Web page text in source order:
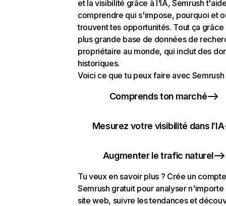
et la visibilité grâce à l'IA, Semrush
comprendre qui s'impose, pourquoi et
trouvent tes opportunités. Tout ça grâce
plus grande base de données de
propriétaire au monde, qui inclut des
historiques.
Voici ce que tu peux faire avec Semrush
Comprends ton marché
Mesurez votre visibilité dans l’IA
Augmenter le trafic naturel
Tu veux en savoir plus ? Crée un compte
Semrush gratuit pour analyser n'importe
site web, suivre les tendances et